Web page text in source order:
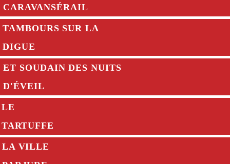
CARAVANSÉRAIL
TAMBOURS SUR LA
DIGUE
ET SOUDAIN DES NUITS
D'ÉVEIL
LE
TARTUFFE
LA VILLE